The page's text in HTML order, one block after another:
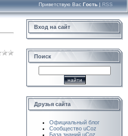
Приветствую Вас Гость | RSS
Вход на сайт
Поиск
Друзья сайта
Официальный блог
Сообщество uCoz
База знаний uCoz